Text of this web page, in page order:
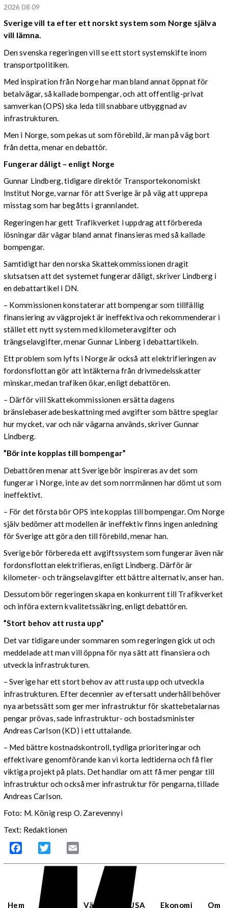
2026 08 09
Sverige vill ta efter ett norskt system som Norge själva
vill lämna.
Den svenska regeringen vill se ett stort systemskifte inom
transportpolitiken.
Med inspiration från Norge har man bland annat öppnat för
betalvägar, så kallade bompengar, och att offentlig-privat
samverkan (OPS) ska leda till snabbare utbyggnad av
infrastrukturen.
Men i Norge, som pekas ut som förebild, är man på väg bort
från detta, menar en debattör.
Fungerar dåligt – enligt Norge
Gunnar Lindberg, tidigare direktör Transportekonomiskt
Institut Norge, varnar för att Sverige är på väg att upprepa
misstag som har begåtts i grannlandet.
Regeringen har gett Trafikverket i uppdrag att förbereda
lösningar där vägar bland annat finansieras med så kallade
bompengar.
Samtidigt har den norska Skattekommissionen dragit
slutsatsen att det systemet fungerar dåligt, skriver Lindberg i
en debattartikel i DN.
– Kommissionen konstaterar att bompengar som tillfällig
finansiering av vägprojekt är ineffektiva och rekommenderar i
stället ett nytt system med kilometeravgifter och
trängselavgifter, menar Gunnar Linberg i debattartikeln.
Ett problem som lyfts i Norge är också att elektrifieringen av
fordonsflottan gör att intäkterna från drivmedelsskatter
minskar, medan trafiken ökar, enligt debattören.
– Därför vill Skattekommissionen ersätta dagens
bränslebaserade beskattning med avgifter som bättre speglar
hur mycket, var och när vägarna används, skriver Gunnar
Lindberg.
”Bör inte kopplas till bompengar”
Debattören menar att Sverige bör inspireras av det som
fungerar i Norge, inte av det som norrmännen har dömt ut som
ineffektivt.
– För det första bör OPS inte kopplas till bompengar. Om Norge
själv bedömer att modellen är ineffektiv finns ingen anledning
för Sverige att göra den till förebild, menar han.
Sverige bör förbereda ett avgiftssystem som fungerar även när
fordonsflottan elektrifieras, enligt Lindberg. Därför är
kilometer- och trängselavgifter ett bättre alternativ, anser han.
Dessutom bör regeringen skapa en konkurrent till Trafikverket
och införa extern kvalitetssäkring, enligt debattören.
”Stort behov att rusta upp”
Det var tidigare under sommaren som regeringen gick ut och
meddelade att man vill öppna för nya sätt att finansiera och
utveckla infrastrukturen.
– Sverige har ett stort behov av att rusta upp och utveckla
infrastrukturen. Efter decennier av eftersatt underhåll behöver
nya arbetssätt som ger mer infrastruktur för skattebetalarnas
pengar prövas, sade infrastruktur- och bostadsminister
Andreas Carlson (KD) i ett uttalande.
– Med bättre kostnadskontroll, tydliga prioriteringar och
effektivare genomförande kan vi korta ledtiderna och få fler
viktiga projekt på plats. Det handlar om att få mer pengar till
infrastruktur och också mer infrastruktur för pengarna, tillade
Andreas Carlson.
Foto: M. König resp O. Zarevennyi
Text: Redaktionen
Facebook Twitter
Hem Sverige Världen USA Ekonomi Om